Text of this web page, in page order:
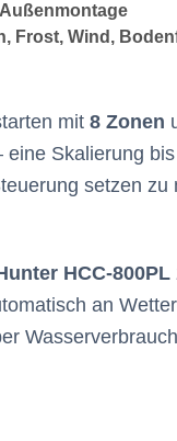
Frost, Wind,
mit 8 Zonen
eine Skalierung bis
setzen zu
HCC-800PL
an